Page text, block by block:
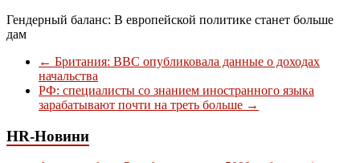
Гендерный баланс: В европейской политике станет больше
дам
← Британия: BBC опубликовала данные о доходах
начальства
РФ: специалисты со знанием иностранного языка
зарабатывают почти на треть больше →
HR-Новини